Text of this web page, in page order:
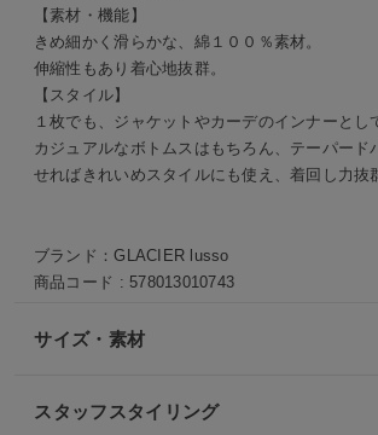
【素材・機能】
きめ細かく滑らかな、綿１００％素材。
伸縮性もあり着心地抜群。
【スタイル】
１枚でも、ジャケットやカーデのインナーとし
カジュアルなボトムスはもちろん、テーパード
せればきれいめスタイルにも使え、着回し力抜
ブランド：GLACIER lusso
商品コード : 578013010743
サイズ・素材
スタッフスタイリング